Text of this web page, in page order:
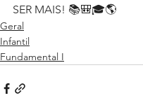
SER MAIS! 📚🎒🎓🌎⁣⁣⁣
Geral
Infantil
Fundamental I